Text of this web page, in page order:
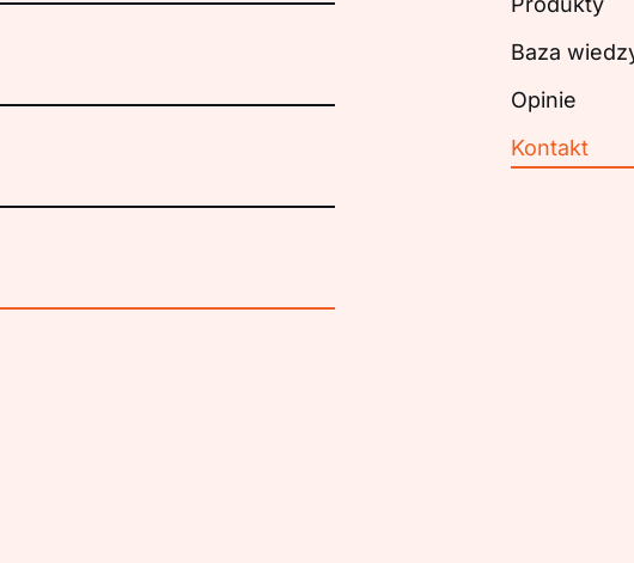
Baza
Opinie
Kontakt